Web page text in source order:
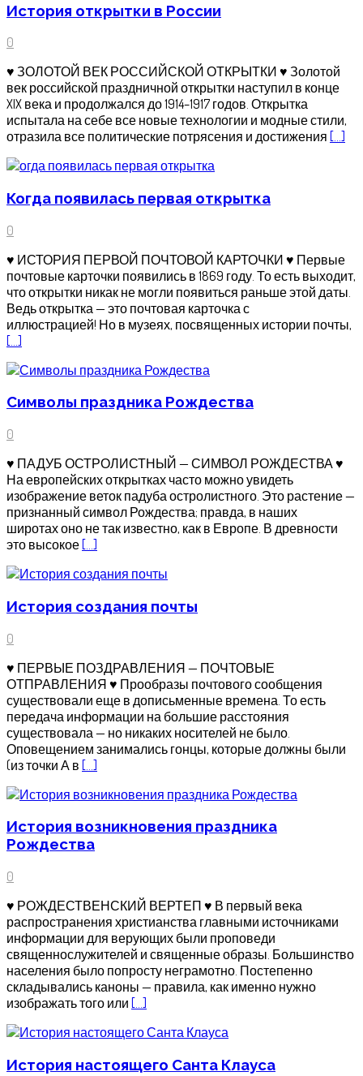
История открытки в России
0
♥ ЗОЛОТОЙ ВЕК РОССИЙСКОЙ ОТКРЫТКИ ♥ Золотой
век российской праздничной открытки наступил в конце
XIX века и продолжался до 1914–1917 годов. Открытка
испытала на себе все новые технологии и модные стили,
отразила все политические потрясения и достижения […]
Когда появилась первая открытка
0
♥ ИСТОРИЯ ПЕРВОЙ ПОЧТОВОЙ КАРТОЧКИ ♥ Первые
почтовые карточки появились в 1869 году. То есть выходит,
что открытки никак не могли появиться раньше этой даты.
Ведь открытка — это почтовая карточка с
иллюстрацией! Но в музеях, посвященных истории почты,
[…]
Символы праздника Рождества
0
♥ ПАДУБ ОСТРОЛИСТНЫЙ — СИМВОЛ РОЖДЕСТВА ♥
На европейских открытках часто можно увидеть
изображение веток падуба остролистного. Это растение —
признанный символ Рождества; правда, в наших
широтах оно не так известно, как в Европе. В древности
это высокое […]
История создания почты
0
♥ ПЕРВЫЕ ПОЗДРАВЛЕНИЯ — ПОЧТОВЫЕ
ОТПРАВЛЕНИЯ ♥ Прообразы почтового сообщения
существовали еще в дописьменные времена. То есть
передача информации на большие расстояния
существовала — но никаких носителей не было.
Оповещением занимались гонцы, которые должны были
(из точки А в […]
История возникновения праздника
Рождества
0
♥ РОЖДЕСТВЕНСКИЙ ВЕРТЕП ♥ В первый века
распространения христианства главными источниками
информации для верующих были проповеди
священнослужителей и священные образы. Большинство
населения было попросту неграмотно. Постепенно
складывались каноны — правила, как именно нужно
изображать того или […]
История настоящего Санта Клауса